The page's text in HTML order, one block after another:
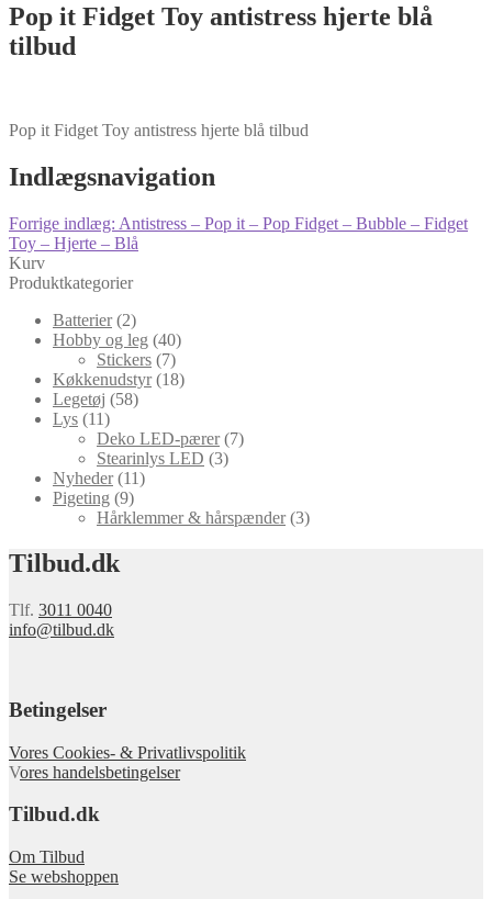
Pop it Fidget Toy antistress hjerte blå
tilbud
Pop it Fidget Toy antistress hjerte blå tilbud
Indlægsnavigation
Forrige indlæg: Antistress – Pop it – Pop Fidget – Bubble – Fidget
Toy – Hjerte – Blå
Kurv
Produktkategorier
Batterier (2)
Hobby og leg (40)
Stickers (7)
Køkkenudstyr (18)
Legetøj (58)
Lys (11)
Deko LED-pærer (7)
Stearinlys LED (3)
Nyheder (11)
Pigeting (9)
Hårklemmer & hårspænder (3)
Tilbud.dk
Tlf. 3011 0040
info@tilbud.dk
Betingelser
Vores Cookies- & Privatlivspolitik
Vores handelsbetingelser
Tilbud.dk
Om Tilbud
Se webshoppen